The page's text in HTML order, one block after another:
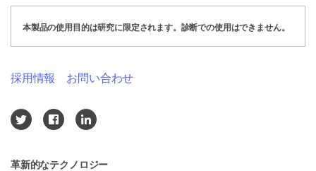
本製品の使用目的は研究に限定されます。診断での使用はできません。
革新的なテクノロジー
採用情報 お問い合わせ